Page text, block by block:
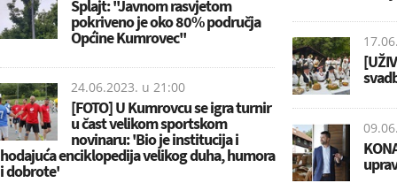
Šplajt: ''Javnom rasvjetom
pokriveno je oko 80% područja
Općine Kumrovec''
24.06.2023. u 21:00
[FOTO] U Kumrovcu se igra turnir
u čast velikom sportskom
novinaru: 'Bio je institucija i
hodajuća enciklopedija velikog duha, humora
i dobrote'